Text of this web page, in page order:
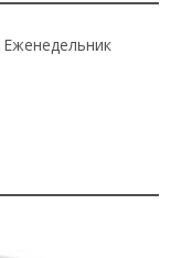
Еженедельник